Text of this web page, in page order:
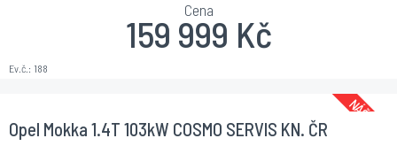
Ev.č.: 188
Cena
159 999 Kč
Opel Mokka 1.4T 103kW COSMO SERVIS KN. ČR